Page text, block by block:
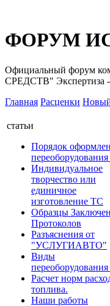
ФОРУМ
Официальный
СРЕДСТВ" Экспертиза -
Главная Расценки
статьи
Порядок
Индивидуальное
творчество или
единичное
изготовление ТС
Образцы
Протоколов
Разъяснения от
"УСЛУГИАВТО"
Виды
Расчет норм
топлива.
Наши работы